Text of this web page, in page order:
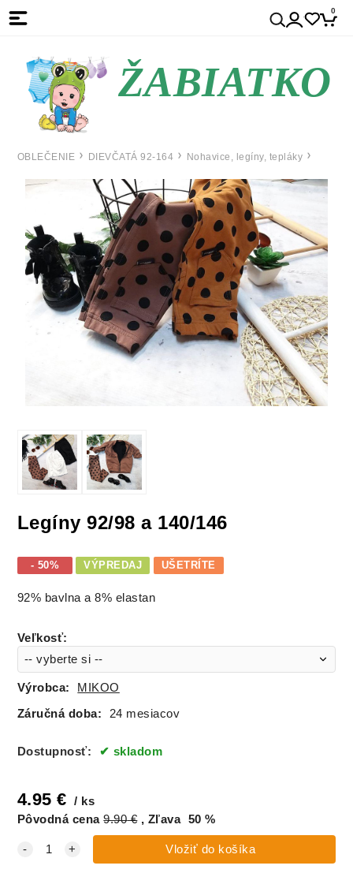
0
ŽABIATKO
OBLEČENIE DIEVČATÁ 92-164 Nohavice, legíny, tepláky
Legíny 92/98 a 140/146
- 50% VÝPREDAJ UŠETRÍTE
92% bavlna a 8% elastan
Veľkosť:
Výrobca: MIKOO
Záručná doba: 24 mesiacov
Dostupnosť: skladom
4.95 €
ks
Pôvodná cena 9.90€ Zľava 50 %